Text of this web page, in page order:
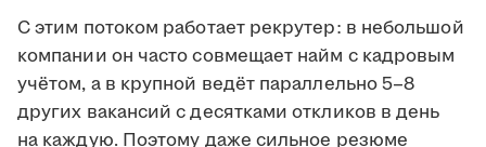
С этим потоком работает рекрутер: в небольшой
компании он часто совмещает найм с кадровым
учётом, а в крупной ведёт параллельно 5–8
других вакансий с десятками откликов в день
на каждую. Поэтому даже сильное резюме